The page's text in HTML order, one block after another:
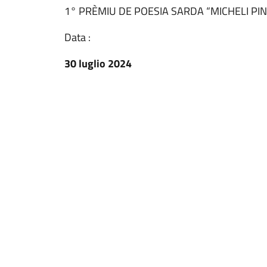
1° PRÈMIU DE POESIA SARDA “MICHELI
Data :
30 luglio 2024